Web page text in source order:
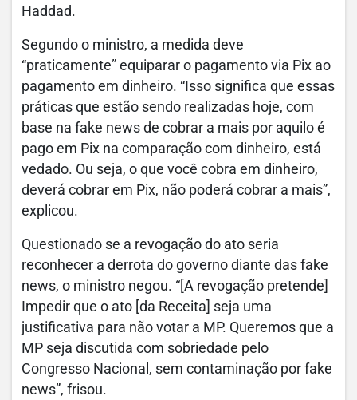
Haddad.
Segundo o ministro, a medida deve
“praticamente” equiparar o pagamento via Pix ao
pagamento em dinheiro. “Isso significa que essas
práticas que estão sendo realizadas hoje, com
base na fake news de cobrar a mais por aquilo é
pago em Pix na comparação com dinheiro, está
vedado. Ou seja, o que você cobra em dinheiro,
deverá cobrar em Pix, não poderá cobrar a mais”,
explicou.
Questionado se a revogação do ato seria
reconhecer a derrota do governo diante das fake
news, o ministro negou. “[A revogação pretende]
Impedir que o ato [da Receita] seja uma
justificativa para não votar a MP. Queremos que a
MP seja discutida com sobriedade pelo
Congresso Nacional, sem contaminação por fake
news”, frisou.